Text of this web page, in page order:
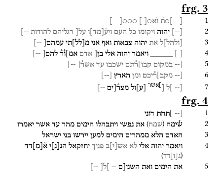
frg. 3
1
[-- ]○ת֯ ו֯א○ ○○○[
--]
2
-- יהוה ויקומו כל העם ויע֯ מד ו על[ רגליהם להודות --]
3 ולהל ל את יהוה צבאות ואף אני מ לל תי עמהם[ --]
4 ויאמר יהוה אלי בן[ אדם אמ]ו֯ר֯ להם[ --]
5
[-- במקום קבו]ר֯תם ישכבו עד אשר֯[ --]
6
[-- מקב]ר֯יכם ומן הארץ --
7
[-- ]ל אשר ע ול מצר֯[ים --]
frg. 4
1
[-- ]תחת דוני
2 ש֯ימה (שמח) את נפשי ויתבהלו הימים מהר עד אשר יאמרו
3 האדם הלא ממהרים הימים למען יירשו בני ישראל
4 ויאמר יהוה אלי לא אש י ב פניך יחזקאל הנ נ י א֯ מ דד
(ג ו דד)
5 את הימים ואת השני[ם -- ]ל[ --]